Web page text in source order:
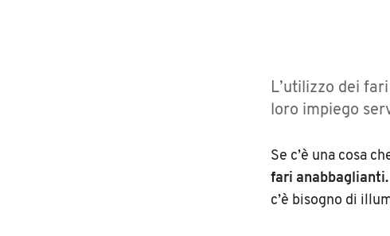
L’utilizzo dei
loro impiego
Se c’è una cosa
fari anabbaglianti.
c’è bisogno di